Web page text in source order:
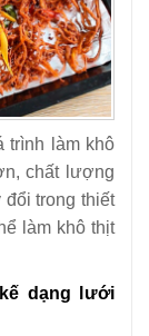
trình làm khô
chất lượng
trong thiết
làm khô thịt
dạng lưới